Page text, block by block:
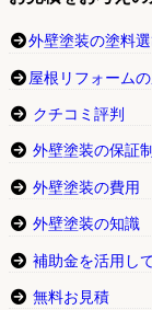
外壁塗装の塗料
屋根リフォーム
クチコミ評判
外壁塗装の保証
外壁塗装の費用
外壁塗装の知識
補助金を活用し
無料お見積